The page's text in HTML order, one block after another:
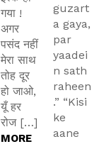
गया !
अगर
पसंद नहीं
मेरा साथ
तोह दूर
हो जाओ,
यूँ हर
रोज […]
MORE
guzart
a gaya,
par
yaadei
n sath
raheen
.” “Kisi
ke
aane